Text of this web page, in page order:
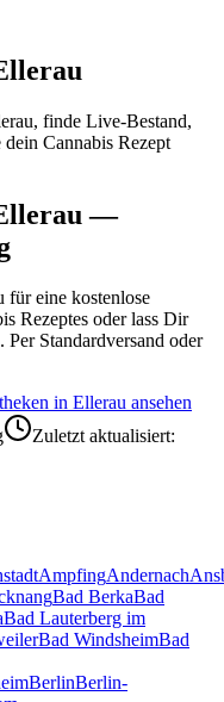
, finde Live-Bestand,
Cannabis Rezept
—
für eine kostenlose
Rezeptes oder lass Dir
Standardversand oder
in Ellerau ansehen
Zuletzt aktualisiert:
AmpfingAndernach
Bad BerkaBad
Bad Lauterberg im
Bad WindsheimBad
BerlinBerlin-